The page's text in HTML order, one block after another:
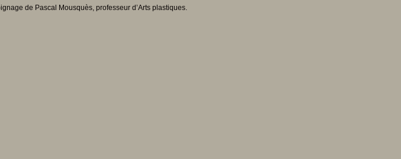
de Pascal Mousquès, professeur d’Arts plastiques.